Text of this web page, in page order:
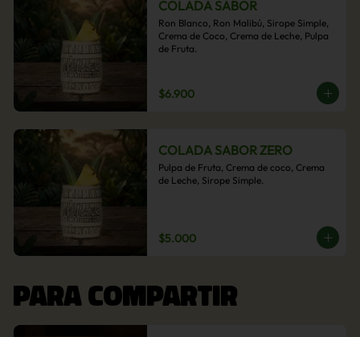
COLADA SABOR
Ron Blanco, Ron Malibú, Sirope Simple,
Crema de Coco, Crema de Leche, Pulpa
de Fruta.
$6.900
COLADA SABOR ZERO
Pulpa de Fruta, Crema de coco, Crema
de Leche, Sirope Simple.
$5.000
PARA COMPARTIR